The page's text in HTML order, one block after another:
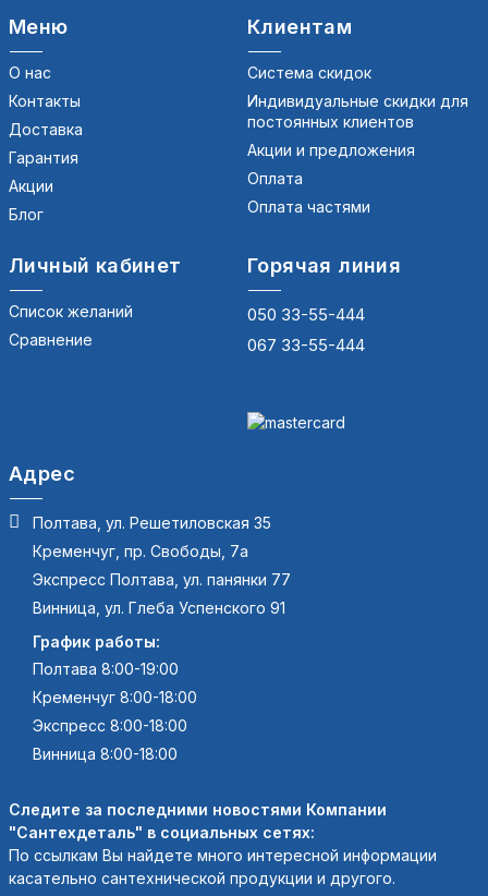
Меню
О нас
Контакты
Доставка
Гарантия
Акции
Блог
Клиентам
Система скидок
Индивидуальные скидки для
постоянных клиентов
Акции и предложения
Оплата
Оплата частями
Личный кабинет
Список желаний
Сравнение
Горячая линия
050 33-55-444
067 33-55-444
Адрес
Полтава, ул. Решетиловская 35
Кременчуг, пр. Свободы, 7а
Экспресс Полтава, ул. панянки 77
Винница, ул. Глеба Успенского 91
График работы:
Полтава 8:00-19:00
Кременчуг 8:00-18:00
Экспресс 8:00-18:00
Винница 8:00-18:00
Следите за последними новостями Компании
"Сантехдеталь" в социальных сетях:
По ссылкам Вы найдете много интересной информации
касательно сантехнической продукции и другого.